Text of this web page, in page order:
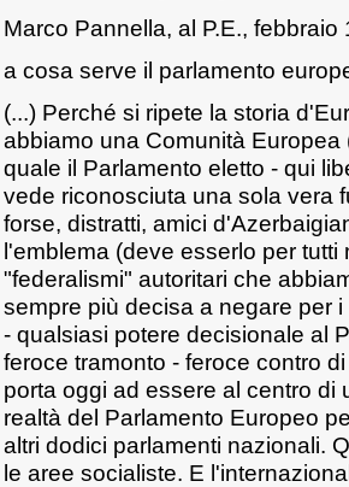
Marco Pannella, al P.E., febbraio
a cosa serve il parlamento
(...) Perché si ripete la storia
abbiamo una Comunità
quale il Parlamento eletto - qui
vede riconosciuta una sola vera
forse, distratti, amici
l'emblema (deve esserlo per
"federalismi" autoritari che
sempre più decisa a negare per
- qualsiasi potere decisionale al
feroce tramonto - feroce contro
porta oggi ad essere al centro
realtà del Parlamento Europeo
altri dodici parlamenti nazionali.
le aree socialiste. E